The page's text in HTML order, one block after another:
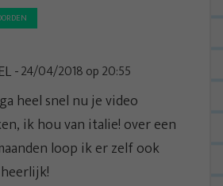
24/04/2018 op 20:55
heel snel nu je video
ik hou van italie! over een
loop ik er zelf ook